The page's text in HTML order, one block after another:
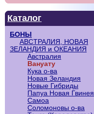
Каталог
БОНЫ
АВСТРАЛИЯ, НОВАЯ
ЗЕЛАНДИЯ и ОКЕАНИЯ
Австралия
Вануату
Кука о-ва
Новая Зеландия
Новые Гибриды
Папуа Новая Гвинея
Самоа
Соломоновы о-ва